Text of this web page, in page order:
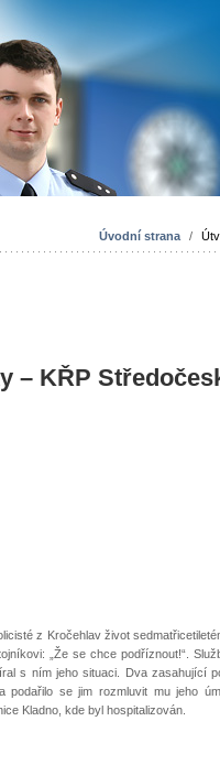
Úvodní strana /
– KŘP
z Kročehlav život
„Že se chce podříznout!“.
s ním jeho situaci. Dva zasahující
podařilo se jim rozmluvit mu jeho
Kladno, kde byl hospitalizován.